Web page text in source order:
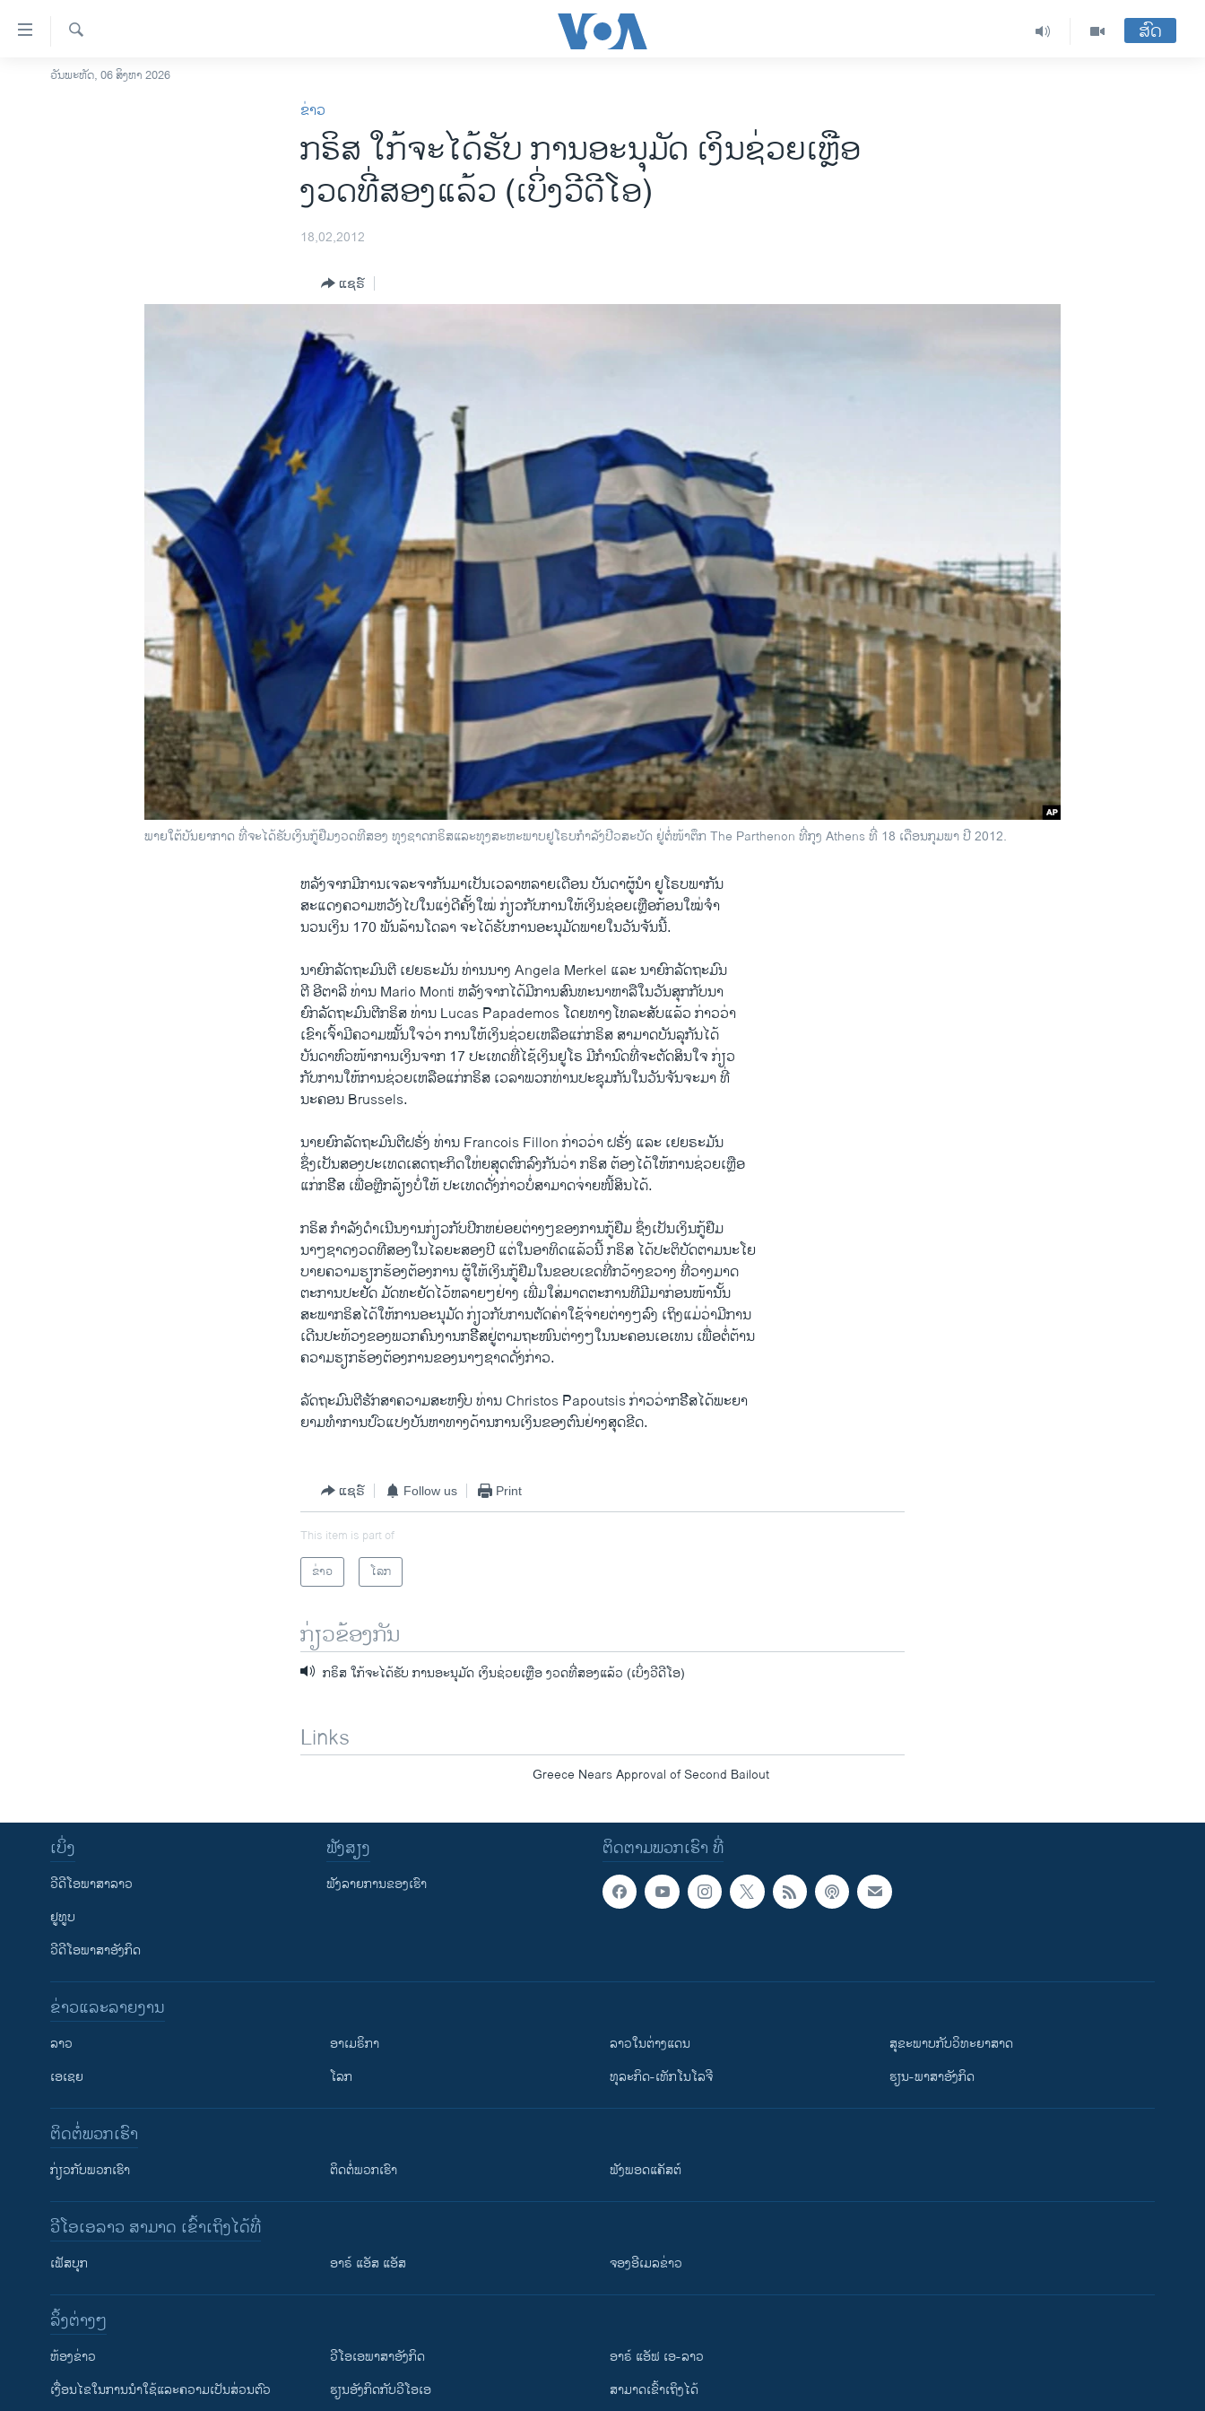
ລິ້ງ
ສຳຫລັບ
ໂຮມເພຈ
ຕິດຕາມພວກເຮົາ ທີ່
ຄົ້ນຫາ
ສົດ
ວັນພະຫັດ, 06 ສິງຫາ 2026
ຂ່າວ
ກຣິສ ໃກ້ຈະໄດ້ຮັບ ການອະນຸມັດ ເງິນຊ່ວຍເຫຼືອ
ງວດທີ່ສອງແລ້ວ (ເບິ່ງວີດີໂອ)
18,02,2012
ແຊຣ໌
ພາຍໃຕ້ບັນຍາກາດ ທີ່ຈະໄດ້ຮັບເງິນກູ້ຢືມງວດທີສອງ ທຸງຊາດກຣິສແລະທຸງສະຫະພາບຢູໂຣບກໍາລັງປີວສະບັດ ຢູ່ຕໍ່ໜ້າຕຶກ The Parthenon ທີ່ກຸງ Athens ທີ່ 18 ເດືອນກຸມພາ ປີ 2012.
ຫລັງ​ຈາກ​ມີ​ການ​ເຈລະຈາ​ກັນ​ມາເປັນ​ເວ​ລາຫລາຍ​ເດືອນ ບັນດາ​ຜູ້​ນໍາ​ ຢູ​ໂຣບພາກັນ​
ສະ​ແດງຄວາມ​ຫວັງ​ໄປ​ໃນ​ແງ່​ດີ​ຄັ້ງ​ໃໝ່ ກ່ຽວ​ກັບ​ການ​ໃຫ້​ເງິນ​ຊ່ອຍ​ເຫຼືອກ້ອນ​ໃໝ່ຈໍາ​
ນວນ​ເງິນ 170 ພັນ​ລ້ານ​ໂດ​ລາ ຈະໄດ້​ຮັບການ​ອະນຸມັດພາຍ​ໃນ​ວັນ​ຈັນ​ນີ້.
ນາຍົກລັດ​ຖະ​ມົນຕີ ​ເຢຍຣະ​ມັນ ທ່ານ​ນາງ Angela Merkel ​ແລະ ນາຍົກ​ລັດ​ຖະ​ມົນ
ຕີ ອີ​ຕາ​ລີ ທ່ານ Mario Monti ຫລັງ​ຈາກ​ໄດ້​ມີ​ການ​ສົນທະນາ​ຫາລື​ໃນ​ວັນ​ສຸກ​ກັບນາ​
ຍົກ​ລັດ​ຖະ​ມົນຕີກຣິສ ທ່ານ Lucas Papademos ​ໂດຍ​ທາງ​ໂທລະສັບ​ແລ້ວ ກ່າວ​ວ່າ ​
ເຂົາ​ເຈົ້າ​ມີ​ຄວາມ​ໝັ້ນ​ໃຈ​ວ່າ ການໃຫ້​ເງິນ​ຊ່ວຍເຫລືອ​ແກ່ກຣິສ ສາມາດ​ບັນ​ລຸ​ກັນໄດ້
ບັນດາ​ຫົວໜ້າ​ການ​ເງິນ​ຈາກ 17 ປະ​ເທດ​ທີ່​ໄຊ້​ເງິນ​ຢູ​ໂຣ ມີ​ກຳນົດ​ທີ່ຈະ​ຕັດສິນ​ໃຈ ກ່ຽວ
ກັບ​ການ​ໃຫ້ການ​ຊ່ວຍ​ເຫລືອ​ແກ່ກຣິສ ​ເວລາ​ພວກທ່ານ​ປະ​ຊຸມກັນໃນ​ວັນ​ຈັນຈະ​ມາ ​ທີ່​
ນະ​ຄອນ Brussels.
ນາຍ​ຍົກ​ລັດ​ຖະ​ມົນຕີ​ຝຣັ່ງ​ ທ່ານ Francois Fillon ກ່າວ​ວ່າ ຝຣັ່ງ ແລະ ເຢຍຣະມັນ
ຊຶ່ງ​ເປັນ​ສອງປະ​ເທດເສດ​ຖະກິດໃຫ່ຍສຸດຕົກລົງ​ກັນວ່າ ກຣິສ ຕ້ອງ​ໄດ້ໃຫ້ການ​ຊ່ວຍ​ເຫຼືອ​
ແກ່​ກຣີີສ ​ເພື່ອ​ຫຼີກລ້ຽງ​ບໍ່​ໃຫ້ ປະ​ເທດ​ດັ່ງກ່າວ​ບໍ່​ສາມາດ​ຈ່າຍ​ໜີ້ສິນ​ໄດ້.
ກຣິສ ກໍາລັງ​ດຳ​ເນີນ​ງານ​ກ່ຽວ​ກັບ​ປີກ​ຫຍ່ອຍ​ຕ່າງໆ​ຂອງ​ການ​ກູ້​ຢືມ ຊຶ່ງ​ເປັນເງິນ​ກູ້​ຢືມ
ນາໆ​ຊາດງວດທີສອງໃນໄລຍະສອງ​ປີ ​ແຕ່ໃນອາທິດ​ແລ້​ວນີ້ ກຣິສ ​ໄດ້ປະຕິບັດ​ຕາມ​ນະ​ໂຍ
ບາຍ​ຄວາມ​ຮຽກຮ້ອງ​ຕ້ອງການ ​ຜູ້​ໃຫ້​ເງິນ​ກູ້​ຢືມ​ໃນ​ຂອບ​ເຂດ​ທີ່​ກວ້າງຂວາງ ທີ່​ວາງມາ​ດ
ຕະການປະຢັດ ມັດທະຍັດ​ໄວ້​ຫລາຍໆຢ່າງ ​ເພີ່ມ​ໃສ່​ມາດ​ຕະການທີ​ມີ​ມາ​ກ່ອນ​ໜ້າ​ນັ້ນ​
ສະພາກຣິສ​ໄດ້ໃຫ້ການ​ອະນຸມັດ ກ່ຽວ​ກັບ​ການ​ຕັດ​ຄ່າໃຊ້ຈ່າຍ​ຕ່າງໆລົງ ​ເຖິງແມ່​ວ່າມີ​ການ
ເດີນ​ປະ​ທ້ວງຂອງ​ພວກ​ຄົນ​ງານ​ກຣີີສ​ຢູ່ຕາມຖະໜົນ​ຕ່າງໆໃນນ​ະຄອນ​ເອ​ເທ​ນ ເພື່ອ​ຕໍ່ຕ້ານ
ຄວາມ​ຮຽກຮ້ອງ​ຕ້ອງການຂອງ​ນາໆ​ຊາດດັ່ງກ່າວ.
ລັດ​ຖະ​ມົນຕີຮັກສາ​ຄວາມ​ສະຫງົບ ທ່ານ Christos Papoutsis ​ກ່າວ​ວ່າ​ກຣີີສໄດ້​ພະຍາ​
ຍາມທໍາ​ການ​ປົວ​ແປງບັນຫາ​ທາງ​ດ້ານການ​ເງິນ​ຂອງຕົນ​ຢ່າງ​ສຸດ​ຂີດ.
ແຊຣ໌ Follow us Print
This item is part of
ຂ່າວ
ໂລກ
ກ່ຽວຂ້ອງກັນ
ກຣິສ ໃກ້ຈະໄດ້ຮັບ ການອະນຸມັດ ເງິນຊ່ວຍເຫຼືອ ງວດທີ່ສອງແລ້ວ (ເບິ່ງວີດີໂອ)
Links
Greece Nears Approval of Second Bailout
ຕິດຕາມພວກເຮົາ ທີ່
ເບິ່ງ
ວີດີໂອພາສາລາວ
ຢູທູບ
ວີດີໂອພາສາອັງກິດ
ຟັງສຽງ
ຟັງລາຍການຂອງເຮົາ
ຂ່າວແລະລາຍງານ
ລາວ
ເອເຊຍ
ອາເມຣິກາ
ໂລກ
ລາວໃນຕ່າງແດນ
ທຸລະກິດ-ເທັກໂນໂລຈີ
ສຸຂະພາບກັບວິທະຍາສາດ
ຮຽນ-ພາສາອັງກິດ
ຕິດຕໍ່ພວກເຮົາ
ກ່ຽວກັບພວກເຮົາ ຕິດຕໍ່ພວກເຮົາ ຟັງພອດແຄັສຕ໌
ວີໂອເອລາວ ສາມາດ ເຂົ້າເຖິງໄດ້ທີ່
ເຟັສບຸກ ອາຣ໌ ແອັສ ແອັສ ຈອງອີເມລຂ່າວ
​ລິ້ງ​ຕ່າງໆ
​ຫ້ອງ​ຂ່າວ
​ເງື່ອນ​ໄຂ​ໃນ​ການ​ນຳ​ໃຊ້​ແລະຄວາມ​ເປັນ​ສ່​ວນ​ຕົວ
ວີ​ໂອ​ເອ​ພາ​ສາ​ອັງ​ກິດ
​ຮຽນ​ອັງ​ກິດ​ກັບ​ວີ​ໂອ​ເອ
ອາຣ໌ ແອັຟ ເອ-ລາວ
ສາມາດເຂົ້າເຖິງໄດ້